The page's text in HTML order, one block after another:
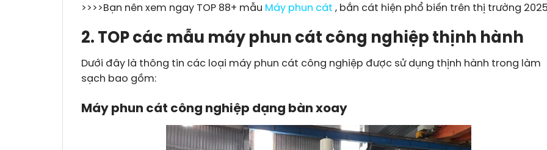
>>>>Bạn nên xem ngay TOP 88+ mẫu Máy phun cát , bắn cát hiện phổ biến trên thị trường
2. TOP các mẫu máy phun cát công nghiệp thịnh hành
Dưới đây là thông tin các loại máy phun cát công nghiệp được sử dụng thịnh hành trong làm
sạch bao gồm:
Máy phun cát công nghiệp dạng bàn xoay